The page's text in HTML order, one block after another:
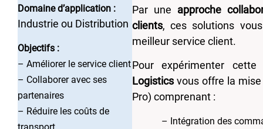
Domaine d’application :
Industrie ou Distribution
Objectifs :
– Améliorer le service client
– Collaborer avec ses
partenaires
– Réduire les coûts de
transport
Par une approche
clients, ces solutions
meilleur service client.
Pour expérimenter
Logisticsvous offre la
Pro) comprenant :
– Intégration des